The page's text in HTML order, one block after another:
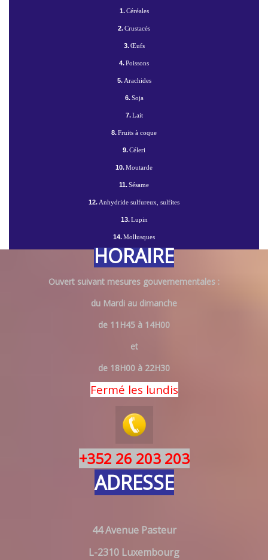
1.Céréales
2.Crustacés
3.Œufs
4.Poissons
5.Arachides
6.Soja
7.Lait
8.Fruits à coque
9.Céleri
10.Moutarde
11.Sésame
12.Anhydride sulfureux, sulfites
13.Lupin
14.Mollusques
HORAIRE
Ouvert suivant mesures gouvernementales :
du Mardi au dimanche
de 11H45 à 14H00
et
de 18H00 à 22H30
Fermé les lundis
+352 26 203 203
ADRESSE
44 Avenue Pasteur
L-2310 Luxembourg